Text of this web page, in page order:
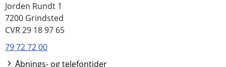
Jorden Rundt 1
7200 Grindsted
CVR 29 18 97 65
79 72 72 00
Åbnings- og telefontider